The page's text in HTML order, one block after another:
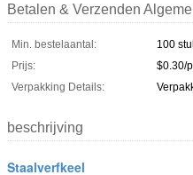
Betalen & Verzenden
Min. bestelaantal:
100
Prijs:
$0.30/
Verpakking Details:
beschrijving
Staalverfkeel